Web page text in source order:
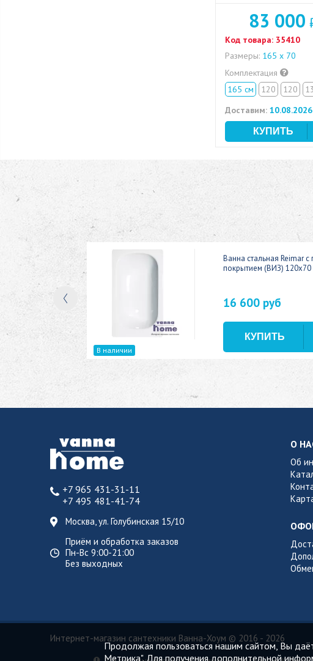
83 000
Код товара: 35410
Размеры: 165 x 70
Комплектация
165 см
120 120
Доставим: 10.08.2026
150x70
В наличии
Ванна стальная Reimar
покрытием (ВИЗ) 120x70
16 600 руб
+7 965 431-31-11
+7 495 481-41-74
Москва, ул. Голубинская 15/10
Приём и обработка заказов
Пн-Вс 9:00-21:00
Без выходных
О
Об
Интернет-магазин сантехники Ванна-Хоум © 2016 - 2026
Продолжая пользоваться нашим сайтом, Вы
Метрика". Для получения дополнительной